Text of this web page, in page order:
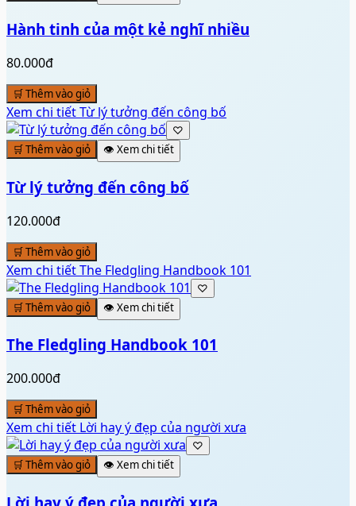
Hành tinh của một kẻ nghĩ nhiều
80.000đ
🛒 Thêm vào giỏ
Xem chi tiếtTừ lý tưởng đến công bố
♡
🛒 Thêm vào giỏ
👁️ Xem chi tiết
Từ lý tưởng đến công bố
120.000đ
🛒 Thêm vào giỏ
Xem chi tiếtThe Fledgling Handbook 101
♡
🛒 Thêm vào giỏ
👁️ Xem chi tiết
The Fledgling Handbook 101
200.000đ
🛒 Thêm vào giỏ
Xem chi tiết Lời hay ý đẹp của người xưa
♡
🛒 Thêm vào giỏ
👁️ Xem chi tiết